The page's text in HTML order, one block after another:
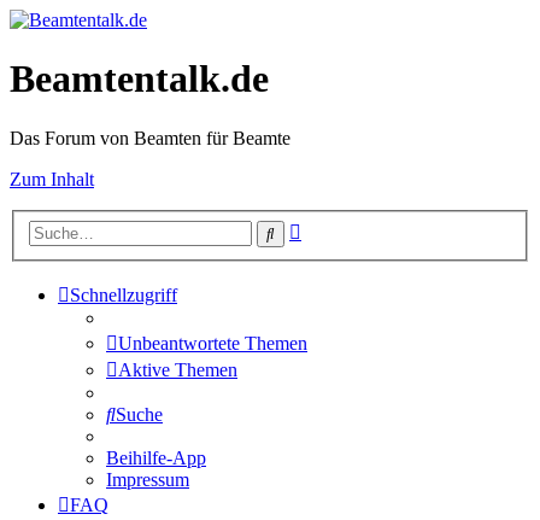
Beamtentalk.de
Das Forum von Beamten für Beamte
Zum Inhalt
Suche
Schnellzugriff
Unbeantwortete Themen
Aktive Themen
Suche
Beihilfe-App
Impressum
FAQ